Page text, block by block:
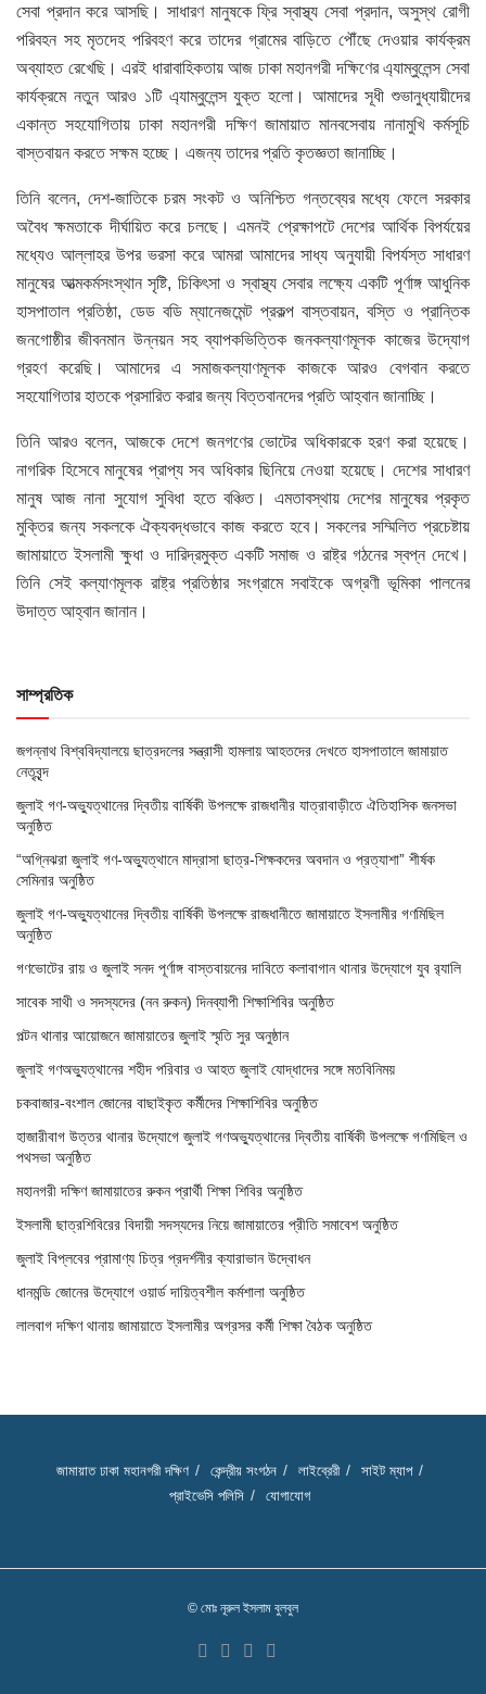
সেবা প্রদান করে আসছি। সাধারণ মানুষকে ফ্রি স্বাস্থ্য সেবা প্রদান, অসুস্থ রোগী
পরিবহন সহ মৃতদেহ পরিবহণ করে তাদের গ্রামের বাড়িতে পৌঁছে দেওয়ার কার্যক্রম
অব্যাহত রেখেছি। এরই ধারাবাহিকতায় আজ ঢাকা মহানগরী দক্ষিণের এ্যাম্বুলেন্স সেবা
কার্যক্রমে নতুন আরও ১টি এ্যাম্বুলেন্স যুক্ত হলো। আমাদের সূধী শুভানুধ্যায়ীদের
একান্ত সহযোগিতায় ঢাকা মহানগরী দক্ষিণ জামায়াত মানবসেবায় নানামুখি কর্মসূচি
বাস্তবায়ন করতে সক্ষম হচ্ছে। এজন্য তাদের প্রতি কৃতজ্ঞতা জানাচ্ছি।
তিনি বলেন, দেশ-জাতিকে চরম সংকট ও অনিশ্চিত গন্তব্যের মধ্যে ফেলে সরকার
অবৈধ ক্ষমতাকে দীর্ঘায়িত করে চলছে। এমনই প্রেক্ষাপটে দেশের আর্থিক বিপর্যয়ের
মধ্যেও আল্লাহর উপর ভরসা করে আমরা আমাদের সাধ্য অনুযায়ী বিপর্যস্ত সাধারণ
মানুষের আত্মকর্মসংস্থান সৃষ্টি, চিকিৎসা ও স্বাস্থ্য সেবার লক্ষ্যে একটি পূর্ণাঙ্গ আধুনিক
হাসপাতাল প্রতিষ্ঠা, ডেড বডি ম্যানেজমেন্ট প্রকল্প বাস্তবায়ন, বস্তি ও প্রান্তিক
জনগোষ্ঠীর জীবনমান উন্নয়ন সহ ব্যাপকভিত্তিক জনকল্যাণমূলক কাজের উদ্যোগ
গ্রহণ করেছি। আমাদের এ সমাজকল্যাণমূলক কাজকে আরও বেগবান করতে
সহযোগিতার হাতকে প্রসারিত করার জন্য বিত্তবানদের প্রতি আহ্বান জানাচ্ছি।
তিনি আরও বলেন, আজকে দেশে জনগণের ভোটের অধিকারকে হরণ করা হয়েছে।
নাগরিক হিসেবে মানুষের প্রাপ্য সব অধিকার ছিনিয়ে নেওয়া হয়েছে। দেশের সাধারণ
মানুষ আজ নানা সুযোগ সুবিধা হতে বঞ্চিত। এমতাবস্থায় দেশের মানুষের প্রকৃত
মুক্তির জন্য সকলকে ঐক্যবদ্ধভাবে কাজ করতে হবে। সকলের সম্মিলিত প্রচেষ্টায়
জামায়াতে ইসলামী ক্ষুধা ও দারিদ্রমুক্ত একটি সমাজ ও রাষ্ট্র গঠনের স্বপ্ন দেখে।
তিনি সেই কল্যাণমূলক রাষ্ট্র প্রতিষ্ঠার সংগ্রামে সবাইকে অগ্রণী ভূমিকা পালনের
উদাত্ত আহ্বান জানান।
সাম্প্রতিক
জগন্নাথ বিশ্ববিদ্যালয়ে ছাত্রদলের সন্ত্রাসী হামলায় আহতদের দেখতে হাসপাতালে জামায়াত
নেতৃবৃন্দ
জুলাই গণ-অভ্যুত্থানের দ্বিতীয় বার্ষিকী উপলক্ষে রাজধানীর যাত্রাবাড়ীতে ঐতিহাসিক জনসভা
অনুষ্ঠিত
“অগ্নিঝরা জুলাই গণ-অভ্যুত্থানে মাদ্রাসা ছাত্র-শিক্ষকদের অবদান ও প্রত্যাশা” শীর্ষক
সেমিনার অনুষ্ঠিত
জুলাই গণ-অভ্যুত্থানের দ্বিতীয় বার্ষিকী উপলক্ষে রাজধানীতে জামায়াতে ইসলামীর গণমিছিল
অনুষ্ঠিত
গণভোটের রায় ও জুলাই সনদ পূর্ণাঙ্গ বাস্তবায়নের দাবিতে কলাবাগান থানার উদ্যোগে যুব র‌্যালি
সাবেক সাথী ও সদস্যদের (নন রুকন) দিনব্যাপী শিক্ষাশিবির অনুষ্ঠিত
পল্টন থানার আয়োজনে জামায়াতের জুলাই স্মৃতি সুর অনুষ্ঠান
জুলাই গণঅভ্যুত্থানের শহীদ পরিবার ও আহত জুলাই যোদ্ধাদের সঙ্গে মতবিনিময়
চকবাজার-বংশাল জোনের বাছাইকৃত কর্মীদের শিক্ষাশিবির অনুষ্ঠিত
হাজারীবাগ উত্তর থানার উদ্যোগে জুলাই গণঅভ্যুত্থানের দ্বিতীয় বার্ষিকী উপলক্ষে গণমিছিল ও
পথসভা অনুষ্ঠিত
মহানগরী দক্ষিণ জামায়াতের রুকন প্রার্থী শিক্ষা শিবির অনুষ্ঠিত
ইসলামী ছাত্রশিবিরের বিদায়ী সদস্যদের নিয়ে জামায়াতের প্রীতি সমাবেশ অনুষ্ঠিত
জুলাই বিপ্লবের প্রামাণ্য চিত্র প্রদর্শনীর ক্যারাভান উদ্বোধন
ধানমন্ডি জোনের উদ্যোগে ওয়ার্ড দায়িত্বশীল কর্মশালা অনুষ্ঠিত
লালবাগ দক্ষিণ থানায় জামায়াতে ইসলামীর অগ্রসর কর্মী শিক্ষা বৈঠক অনুষ্ঠিত
জামায়াত ঢাকা মহানগরী দক্ষিণ কেন্দ্রীয় সংগঠন লাইব্রেরী
সাইট ম্যাপ
প্রাইভেসি পলিসি
যোগাযোগ
© মোঃ নূরুল ইসলাম বুলবুল